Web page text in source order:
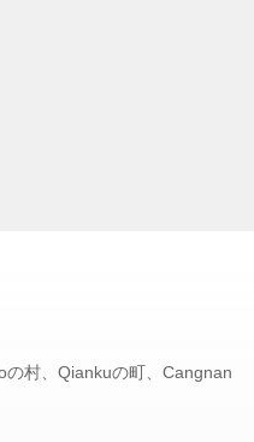
村、Qiankuの町、Cangnan